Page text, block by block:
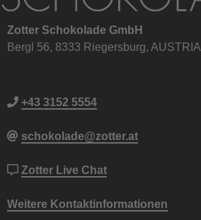
Zotter Schokolade GmbH
Bergl 56, 8333 Riegersburg, AUSTRIA
+43 3152 5554
schokolade@zotter.at
Zotter Live Chat
Weitere Kontaktinformationen